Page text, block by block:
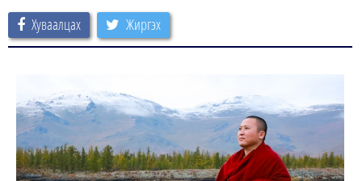
Хуваалцах Жиргэх